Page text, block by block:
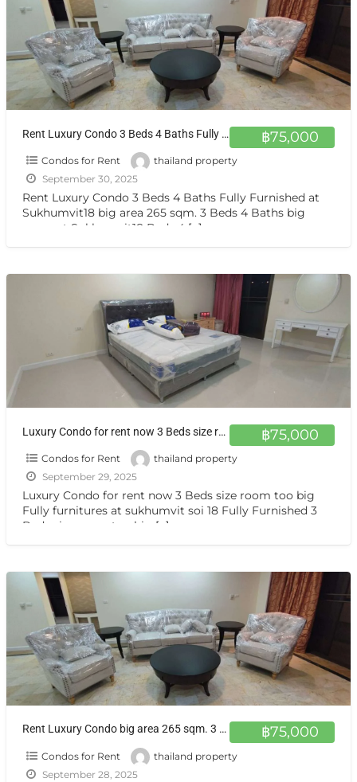
฿75,000
Rent Luxury Condo 3 Beds 4 Baths Fully Furnished at Sukhumvit18
Condos for Rent
thailand property
September 30, 2025
Rent Luxury Condo 3 Beds 4 Baths Fully Furnished at
Sukhumvit18 big area 265 sqm. 3 Beds 4 Baths big
room at Sukhumvit18 Beds 4 […]
฿75,000
Luxury Condo for rent now 3 Beds size room too big Fully furnitures at sukhumvit soi 18
Condos for Rent
thailand property
September 29, 2025
Luxury Condo for rent now 3 Beds size room too big
Fully furnitures at sukhumvit soi 18 Fully Furnished 3
Beds size room too big […]
฿75,000
Rent Luxury Condo big area 265 sqm. 3 Beds 4 Baths big room at Sukhumvit18
Condos for Rent
thailand property
September 28, 2025